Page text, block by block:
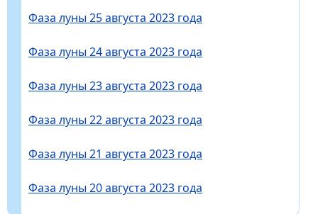
Фаза луны 25 августа 2023 года
Фаза луны 24 августа 2023 года
Фаза луны 23 августа 2023 года
Фаза луны 22 августа 2023 года
Фаза луны 21 августа 2023 года
Фаза луны 20 августа 2023 года